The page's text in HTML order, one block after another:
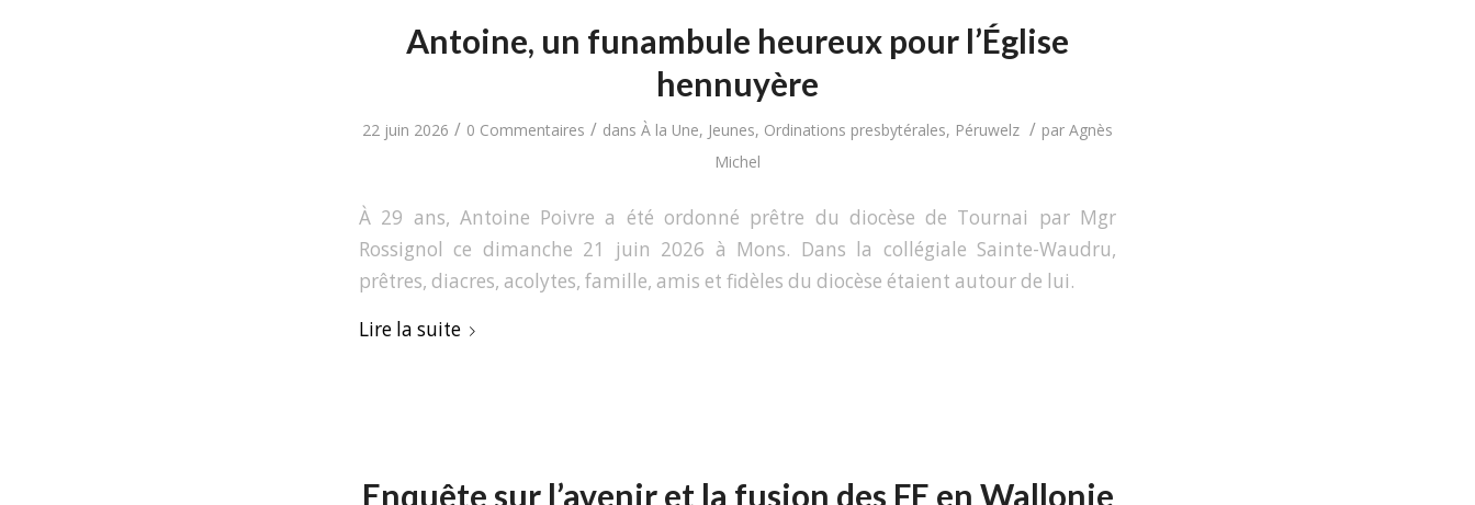
Antoine, un funambule heureux pour l’Église
hennuyère
22 juin 2026 / 0 Commentaires / dans À la Une, Jeunes, Ordinations presbytérales, Péruwelz / par Agnès
Michel
À 29 ans, Antoine Poivre a été ordonné prêtre du diocèse de Tournai par Mgr
Rossignol ce dimanche 21 juin 2026 à Mons. Dans la collégiale Sainte-Waudru,
prêtres, diacres, acolytes, famille, amis et fidèles du diocèse étaient autour de lui.
Lire la suite
Enquête sur l’avenir et la fusion des FE en Wallonie